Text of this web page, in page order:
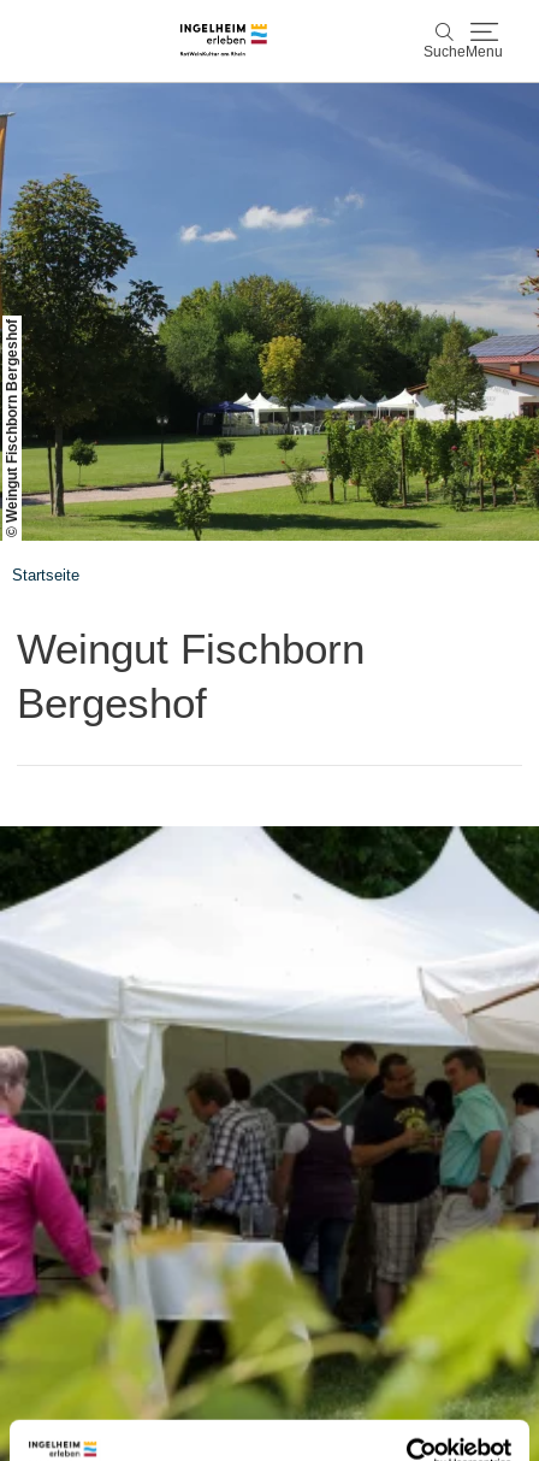
Suche Menu
Wein & Genuss
Kaiserpfalz, Kunst & Kultur
Planen & Buchen
Info & Service
Leichte SpracheUnterkünfteErlebnisse buchen
© Weingut Fischborn Bergeshof
Startseite
Weingut Fischborn
Bergeshof